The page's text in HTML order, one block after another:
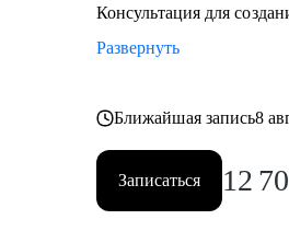
Консультация для
Развернуть
Ближайшая запись8
Записаться 12